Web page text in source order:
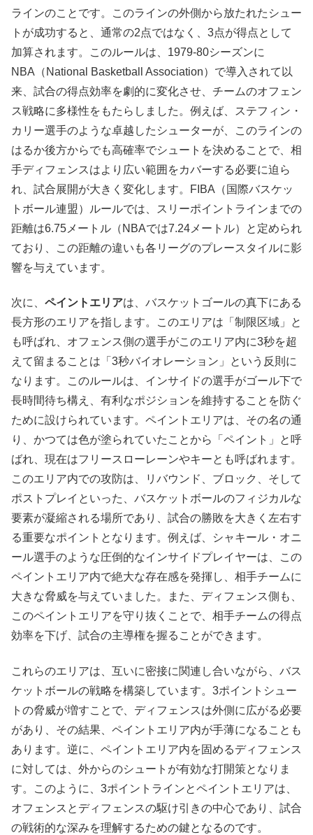
ラインのことです。このラインの外側から放たれたシュー
トが成功すると、通常の2点ではなく、3点が得点として
加算されます。このルールは、1979-80シーズンに
NBA（National Basketball Association）で導入されて以
来、試合の得点効率を劇的に変化させ、チームのオフェン
ス戦略に多様性をもたらしました。例えば、ステフィン・
カリー選手のような卓越したシューターが、このラインの
はるか後方からでも高確率でシュートを決めることで、相
手ディフェンスはより広い範囲をカバーする必要に迫ら
れ、試合展開が大きく変化します。FIBA（国際バスケッ
トボール連盟）ルールでは、スリーポイントラインまでの
距離は6.75メートル（NBAでは7.24メートル）と定められ
ており、この距離の違いも各リーグのプレースタイルに影
響を与えています。
次に、 ペイントエリアは、バスケットゴールの真下にある
長方形のエリアを指します。このエリアは「制限区域」と
も呼ばれ、オフェンス側の選手がこのエリア内に3秒を超
えて留まることは「3秒バイオレーション」という反則に
なります。このルールは、インサイドの選手がゴール下で
長時間待ち構え、有利なポジションを維持することを防ぐ
ために設けられています。ペイントエリアは、その名の通
り、かつては色が塗られていたことから「ペイント」と呼
ばれ、現在はフリースローレーンやキーとも呼ばれます。
このエリア内での攻防は、リバウンド、ブロック、そして
ポストプレイといった、バスケットボールのフィジカルな
要素が凝縮される場所であり、試合の勝敗を大きく左右す
る重要なポイントとなります。例えば、シャキール・オニ
ール選手のような圧倒的なインサイドプレイヤーは、この
ペイントエリア内で絶大な存在感を発揮し、相手チームに
大きな脅威を与えていました。また、ディフェンス側も、
このペイントエリアを守り抜くことで、相手チームの得点
効率を下げ、試合の主導権を握ることができます。
これらのエリアは、互いに密接に関連し合いながら、バス
ケットボールの戦略を構築しています。3ポイントシュー
トの脅威が増すことで、ディフェンスは外側に広がる必要
があり、その結果、ペイントエリア内が手薄になることも
あります。逆に、ペイントエリア内を固めるディフェンス
に対しては、外からのシュートが有効な打開策となりま
す。このように、3ポイントラインとペイントエリアは、
オフェンスとディフェンスの駆け引きの中心であり、試合
の戦術的な深みを理解するための鍵となるのです。